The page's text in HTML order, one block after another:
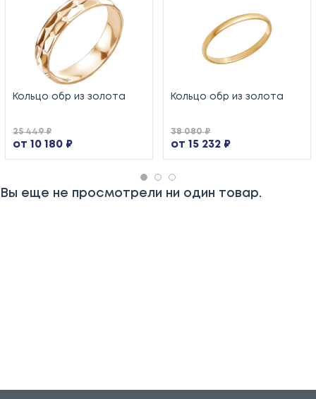
Кольцо обр из золота
от 10 180 ₽
25 449 ₽
Кольцо обр из золота
от 15 232 ₽
38 080 ₽
Вы еще не просмотрели ни один товар.